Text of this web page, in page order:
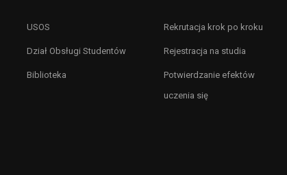
USOS
Dział Obsługi Studentów
Biblioteka
Rekrutacja krok po kroku
Rejestracja na studia
Potwierdzanie efektów
uczenia się